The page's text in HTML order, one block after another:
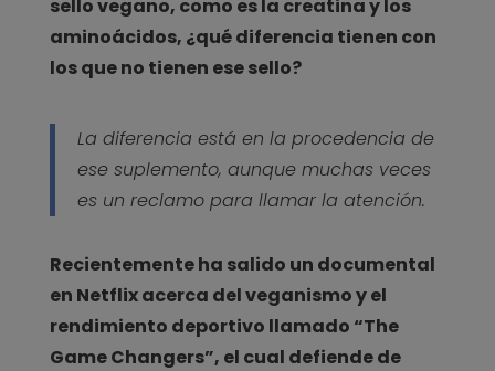
sello vegano, como es la creatina y los
aminoácidos, ¿qué diferencia tienen con
los que no tienen ese sello?
La diferencia está en la procedencia de
ese suplemento, aunque muchas veces
es un reclamo para llamar la atención.
Recientemente ha salido un documental
en Netflix acerca del veganismo y el
rendimiento deportivo llamado “The
Game Changers”, el cual defiende de